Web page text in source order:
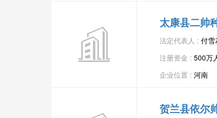
太康县二帅
法定代表人 : 付雪
注册资金 : 500万
企业位置 : 河南
贺兰县依尔